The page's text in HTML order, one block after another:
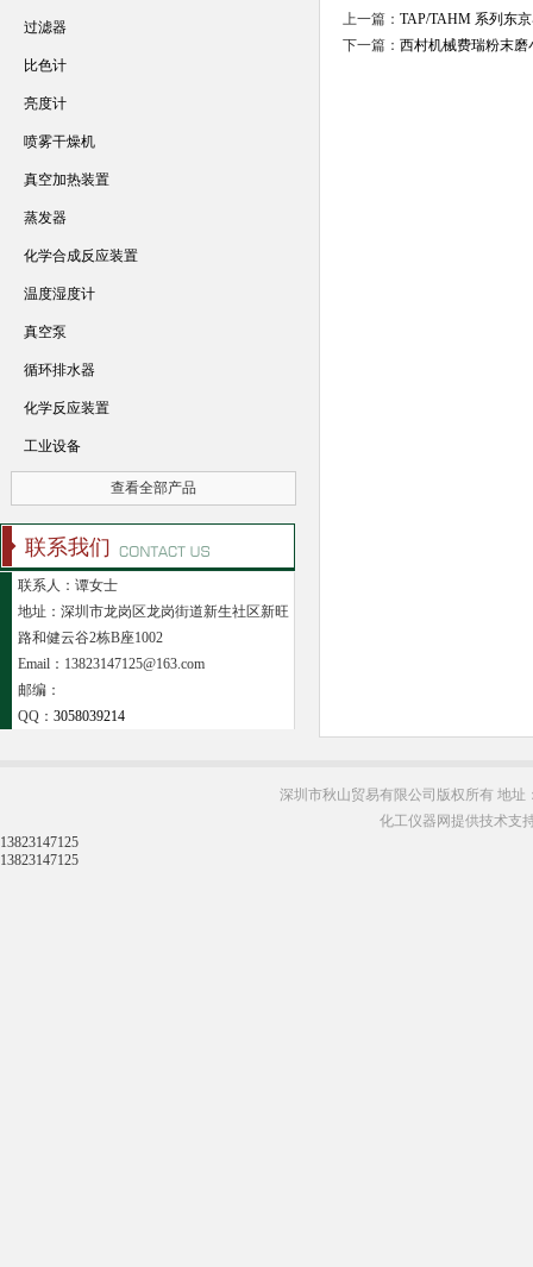
上一篇： TAP/TAHM 系列东
下一篇： 西村机械费瑞粉末磨
过滤器
比色计
亮度计
喷雾干燥机
真空加热装置
蒸发器
化学合成反应装置
温度湿度计
真空泵
循环排水器
化学反应装置
工业设备
查看全部产品
联系我们
联系人：谭女士
地址：深圳市龙岗区龙岗街道新生社区新旺
路和健云谷2栋B座1002
Email：13823147125@163.com
邮编：
QQ： 3058039214
深圳市秋山贸易有限公司版权所有 地址
化工仪器网提供技术支
13823147125
13823147125